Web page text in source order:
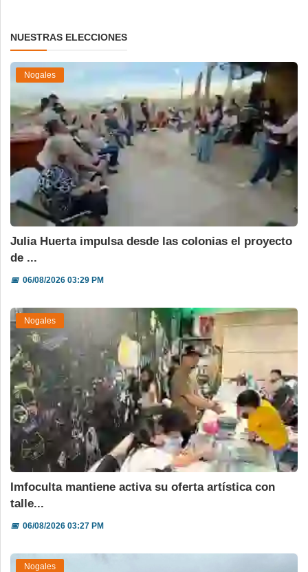
NUESTRAS ELECCIONES
Nogales
Julia Huerta impulsa desde las colonias el proyecto
de ...
📅06/08/2026 03:29 PM
Nogales
Imfoculta mantiene activa su oferta artística con
talle...
📅06/08/2026 03:27 PM
Nogales